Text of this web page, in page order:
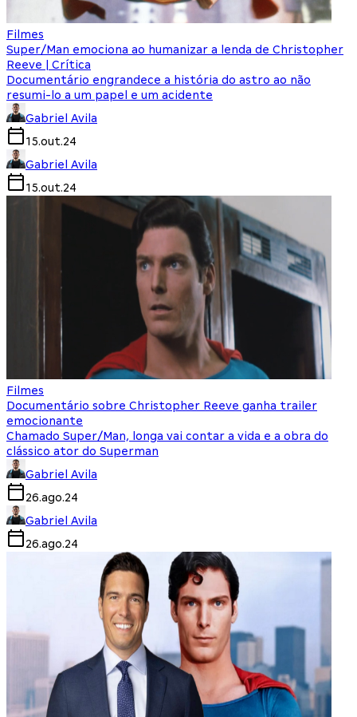
Filmes
Super/Man emociona ao humanizar a lenda de Christopher
Reeve | Crítica
Documentário engrandece a história do astro ao não
resumi-lo a um papel e um acidente
Gabriel Avila
15.out.24
Gabriel Avila
15.out.24
Filmes
Documentário sobre Christopher Reeve ganha trailer
emocionante
Chamado Super/Man, longa vai contar a vida e a obra do
clássico ator do Superman
Gabriel Avila
26.ago.24
Gabriel Avila
26.ago.24